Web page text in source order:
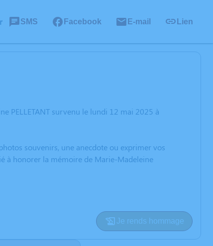
SMS Facebook E-mail Lien
PELLETANT survenu le lundi 12 mai 2025 à
souvenirs, une anecdote ou exprimer vos
à honorer la mémoire de Marie-Madeleine
Je rends hommage